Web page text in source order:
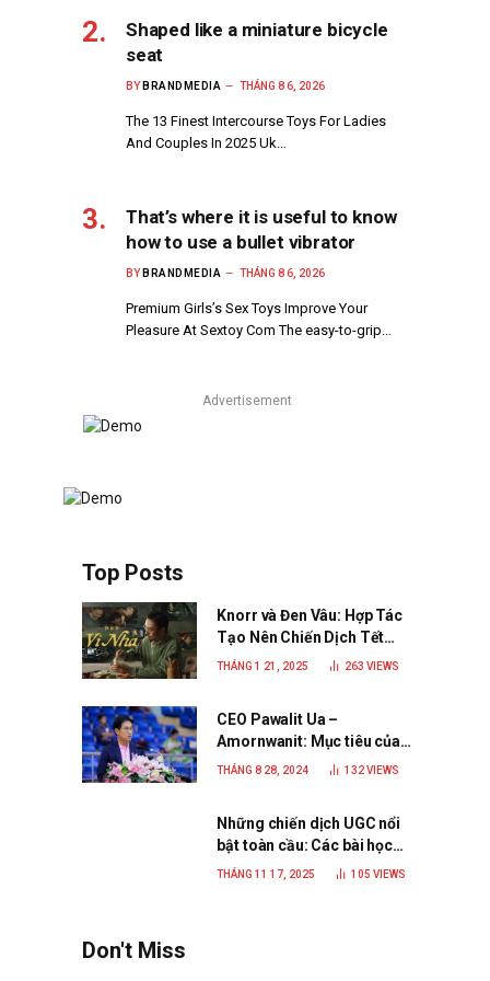
Shaped like a miniature bicycle
seat
BY BRANDMEDIA THÁNG 8 6, 2026
The 13 Finest Intercourse Toys For Ladies
And Couples In 2025 Uk…
That’s where it is useful to know
how to use a bullet vibrator
BY BRANDMEDIA THÁNG 8 6, 2026
Premium Girls’s Sex Toys Improve Your
Pleasure At Sextoy Com The easy-to-grip…
Advertisement
Top Posts
Knorr và Đen Vâu: Hợp Tác
Tạo Nên Chiến Dịch Tết
2025 Đầy Cảm Xúc “Vị Nhà”
THÁNG 1 21, 2025 263VIEWS
CEO Pawalit Ua –
Amornwanit: Mục tiêu của
C.P. Việt Nam là trở thành
THÁNG 8 28, 2024 132VIEWS
Những chiến dịch UGC nổi
bật toàn cầu: Các bài học
đắt giá cho thương hiệu
THÁNG 11 17, 2025 105VIEWS
Don't Miss